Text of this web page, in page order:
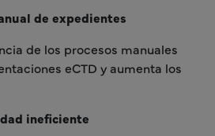
de expedientes
de los procesos manuales
eCTD y aumenta los
ineficiente